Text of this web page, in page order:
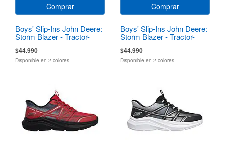
Comprar
Boys' Slip-Ins John Deere:
Storm Blazer - Tractor-
$44.990
Disponible en 2 colores
Comprar
Boys' Slip-Ins John Deere:
Storm Blazer - Tractor-
$44.990
Disponible en 2 colores